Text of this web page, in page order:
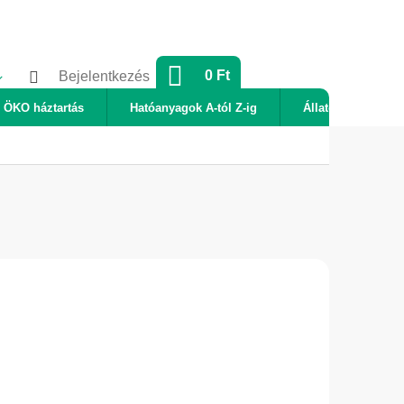
Bejelentkezés KOSÁR
0 Ft
ÖKO háztartás Hatóanyagok A-tól Z-ig Állatok